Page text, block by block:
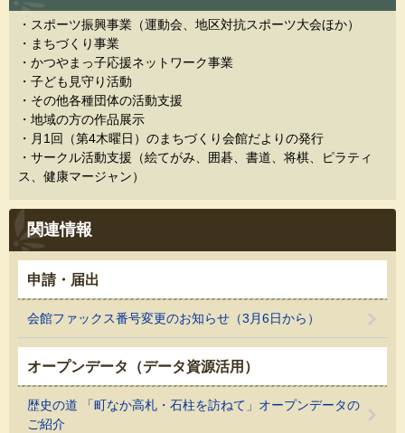
・スポーツ振興事業（運動会、地区対抗スポーツ大会ほか）
・まちづくり事業
・かつやまっ子応援ネットワーク事業
・子ども見守り活動
・その他各種団体の活動支援
・地域の方の作品展示
・月1回（第4木曜日）のまちづくり会館だよりの発行
・サークル活動支援（絵てがみ、囲碁、書道、将棋、ピラティ
ス、健康マージャン）
関連情報
申請・届出
会館ファックス番号変更のお知らせ（3月6日から）
オープンデータ（データ資源活用）
歴史の道 「町なか高札・石柱を訪ねて」オープンデータの
ご紹介